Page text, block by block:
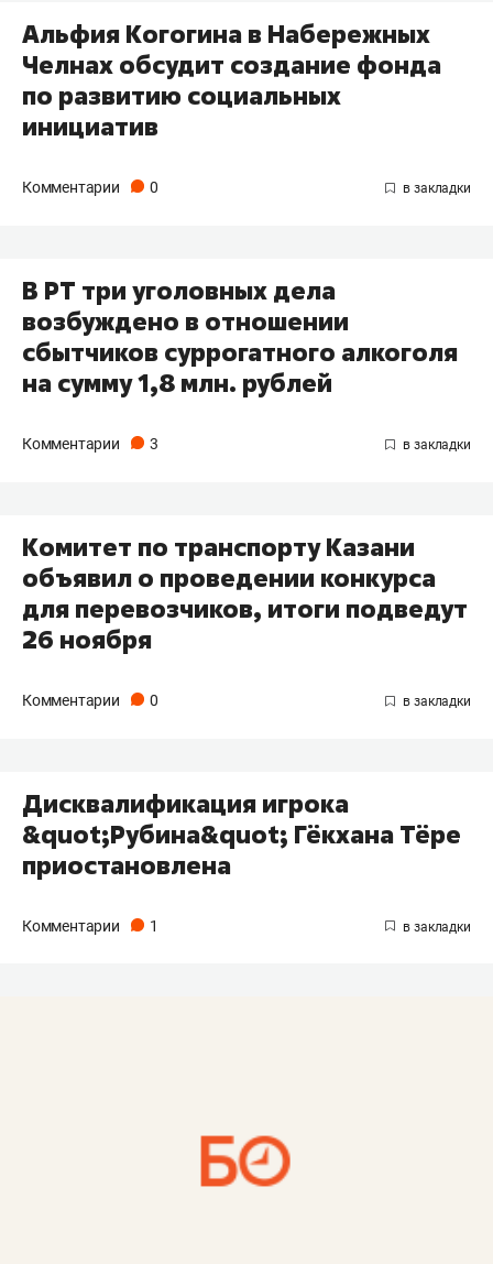
Альфия Когогина в Набережных
Челнах обсудит создание фонда
по развитию социальных
инициатив
Комментарии 0
В РТ три уголовных дела
возбуждено в отношении
сбытчиков суррогатного алкоголя
на сумму 1,8 млн. рублей
Комментарии 3
Комитет по транспорту Казани
объявил о проведении конкурса
для перевозчиков, итоги подведут
26 ноября
Комментарии 0
Дисквалификация игрока
&quot;Рубина&quot; Гёкхана Тёре
приостановлена
Комментарии 1